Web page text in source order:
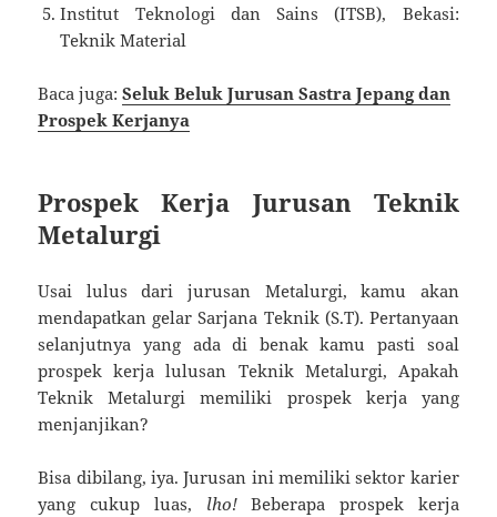
Institut Teknologi dan Sains (ITSB), Bekasi:
Teknik Material
Baca juga:Seluk Beluk Jurusan Sastra Jepang dan
Prospek Kerjanya
Prospek Kerja Jurusan Teknik
Metalurgi
Usai lulus dari jurusan Metalurgi, kamu akan
mendapatkan gelar Sarjana Teknik (S.T). Pertanyaan
selanjutnya yang ada di benak kamu pasti soal
prospek kerja lulusan Teknik Metalurgi, Apakah
Teknik Metalurgi memiliki prospek kerja yang
menjanjikan?
Bisa dibilang, iya. Jurusan ini memiliki sektor karier
yang cukup luas, lho!Beberapa prospek kerja